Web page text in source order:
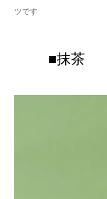
ツです
■抹茶